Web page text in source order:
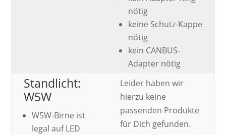
nötig
keine Schutz-Kappe
nötig
kein CANBUS-
Adapter nötig
Standlicht:
W5W
W5W-Birne ist
legal auf LED
Leider haben wir
hierzu keine
passenden Produkte
für Dich gefunden.